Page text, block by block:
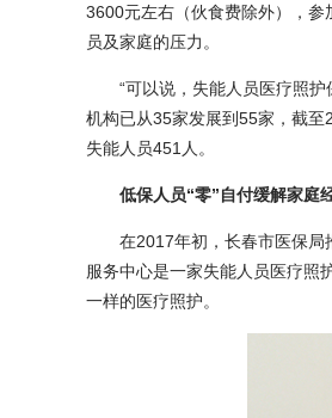
3600元左右（伙食费除外），参
员及家庭的压力。
“可以说，失能人员医疗照护
机构已从35家发展到55家，截
失能人员451人。
低保人员“零”自付缓解家庭
在2017年初，长春市医保局推
服务中心是一家失能人员医疗照
一样的医疗照护。